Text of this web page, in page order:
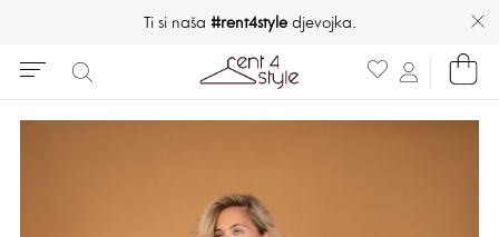
Ti si naša #rent4styledjevojka.